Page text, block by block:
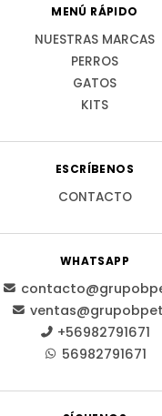
MENÚ RÁPIDO
NUESTRAS MARCAS
PERROS
GATOS
KITS
ESCRÍBENOS
CONTACTO
WHATSAPP
+56982791671
56982791671